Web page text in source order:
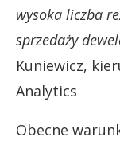
wysoka liczba
sprzedaży
Kuniewicz,
Analytics
Obecne